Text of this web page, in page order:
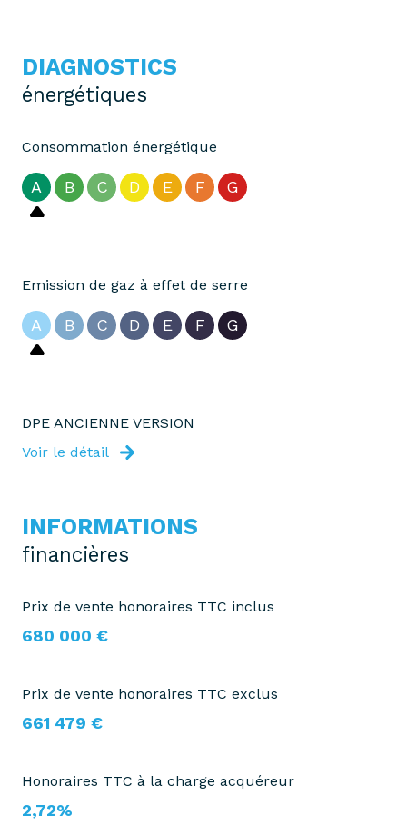
DIAGNOSTICS
énergétiques
Consommation énergétique
A B C D E F G
Emission de gaz à effet de serre
A B C D E F G
DPE ANCIENNE VERSION
Voir le détail
INFORMATIONS
financières
Prix de vente honoraires TTC inclus
680 000 €
Prix de vente honoraires TTC exclus
661 479 €
Honoraires TTC à la charge acquéreur
2,72%